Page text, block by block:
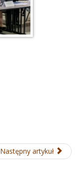
Następny artykuł